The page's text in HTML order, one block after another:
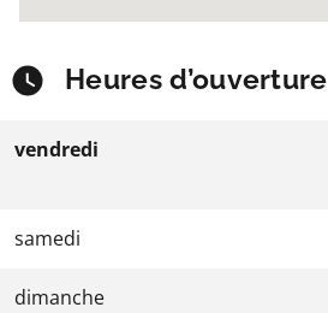
Heures d’ouverture
vendredi
samedi
dimanche